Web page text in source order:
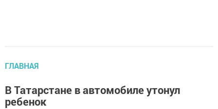
ГЛАВНАЯ
В Татарстане в автомобиле утонул
ребенок